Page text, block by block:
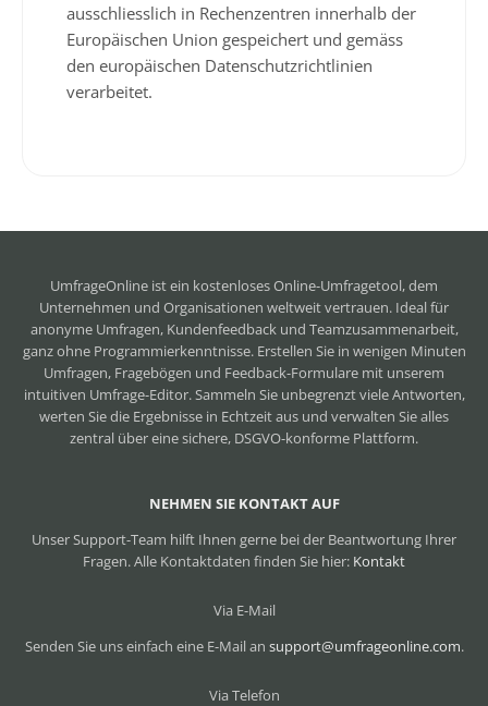
ausschliesslich in Rechenzentren innerhalb der
Europäischen Union gespeichert und gemäss
den europäischen Datenschutzrichtlinien
verarbeitet.
UmfrageOnline ist ein kostenloses Online-Umfragetool, dem
Unternehmen und Organisationen weltweit vertrauen. Ideal für
anonyme Umfragen, Kundenfeedback und Teamzusammenarbeit,
ganz ohne Programmierkenntnisse. Erstellen Sie in wenigen Minuten
Umfragen, Fragebögen und Feedback-Formulare mit unserem
intuitiven Umfrage-Editor. Sammeln Sie unbegrenzt viele Antworten,
werten Sie die Ergebnisse in Echtzeit aus und verwalten Sie alles
zentral über eine sichere, DSGVO-konforme Plattform.
NEHMEN SIE KONTAKT AUF
Unser Support-Team hilft Ihnen gerne bei der Beantwortung Ihrer
Fragen. Alle Kontaktdaten finden Sie hier: Kontakt
Via E-Mail
Senden Sie uns einfach eine E-Mail an support@umfrageonline.com.
Via Telefon